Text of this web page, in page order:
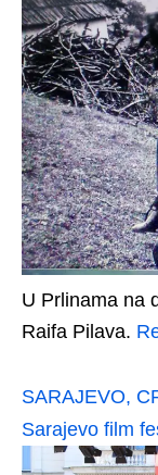
U Prlinama na
Raifa Pilava.
SARAJEVO,
Sarajevo film